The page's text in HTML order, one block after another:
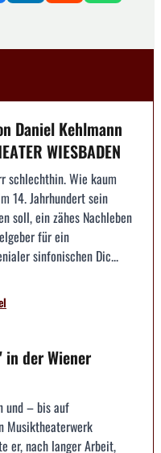
Daniel Kehlmann
WIESBADEN
schlechthin. Wie kaum
14. Jahrhundert sein
soll, ein zähes Nachleben
für ein
sinfonischen Dic...
in der Wiener
und – bis auf
Musiktheaterwerk
er, nach langer Arbeit,